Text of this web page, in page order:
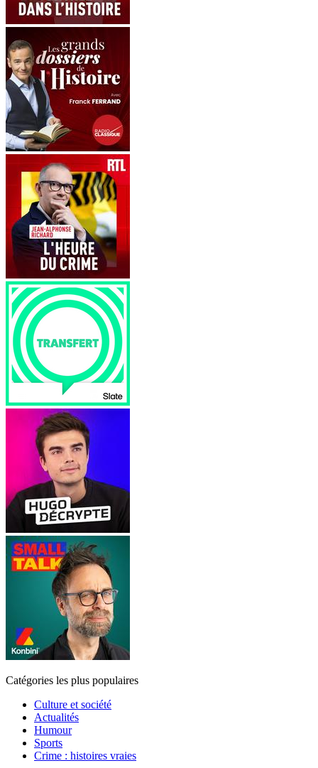
Catégories les plus populaires
Culture et société
Actualités
Humour
Sports
Crime : histoires vraies